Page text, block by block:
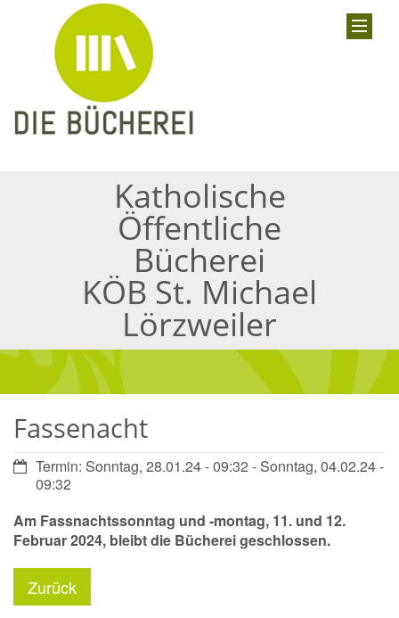
Katholische
Öffentliche
Bücherei
KÖB St. Michael
Lörzweiler
Fassenacht
Datum:Termin: Sonntag, 28.01.24 - 09:32 - Sonntag, 04.02.24 -
09:32
Am Fassnachtssonntag und -montag, 11. und 12.
Februar 2024, bleibt die Bücherei geschlossen.
Zurück